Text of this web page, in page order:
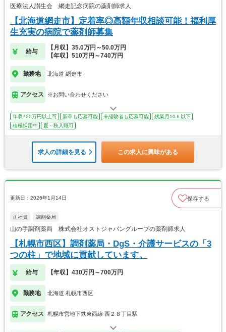
医療法人讃生会 網走記念病院の薬剤師求人
【北海道網走市】定着率◎高額年収相談可能！福利厚
生充実の病院で薬剤師募集
給与
【月収】35.0万円～50.0万円
【年収】510万円～740万円
勤務地 北海道 網走市
アクセス ※お問い合わせください
年収700万円以上可 新卒も応募可能 未経験者も応募可能
残業月10ｈ以下
積極採用中
夏～秋入職可
求人の詳細を見る この求人に興味がある
更新日：2026年1月14日 保存する
正社員 調剤薬局
山の手調剤薬局 株式会社オストジャパングループの薬剤師求人
【札幌市西区】調剤薬局・DgS・介護サービスの「3
つの柱」で地域に貢献しています。
給与 【年収】430万円～700万円
勤務地 北海道 札幌市西区
アクセス 札幌市営地下鉄東西線 西２８丁目駅